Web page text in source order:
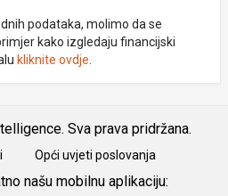
podataka, molimo da se
kako izgledaju financijski
kliknite ovdje
Sva prava pridržana.
Opći uvjeti poslovanja
našu mobilnu aplikaciju: